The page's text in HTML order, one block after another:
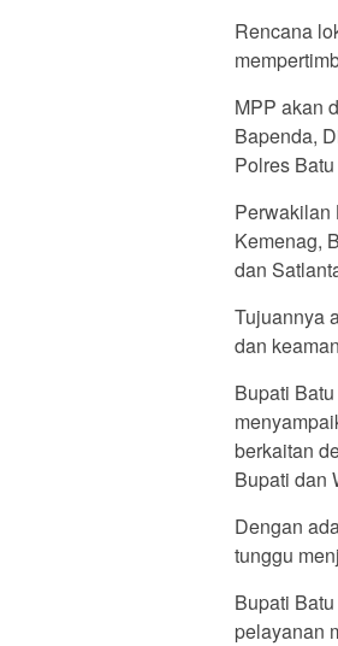
Rencana
MPP akan
Bapenda,
Polres
Perwakilan
Kemenag,
dan
Tujuannya
dan
Bupati
berkaitan
Bupati dan
Dengan
tunggu
Bupati
pelayanan